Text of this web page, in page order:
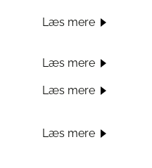
Læs mere
Læs mere
Læs mere
Læs mere